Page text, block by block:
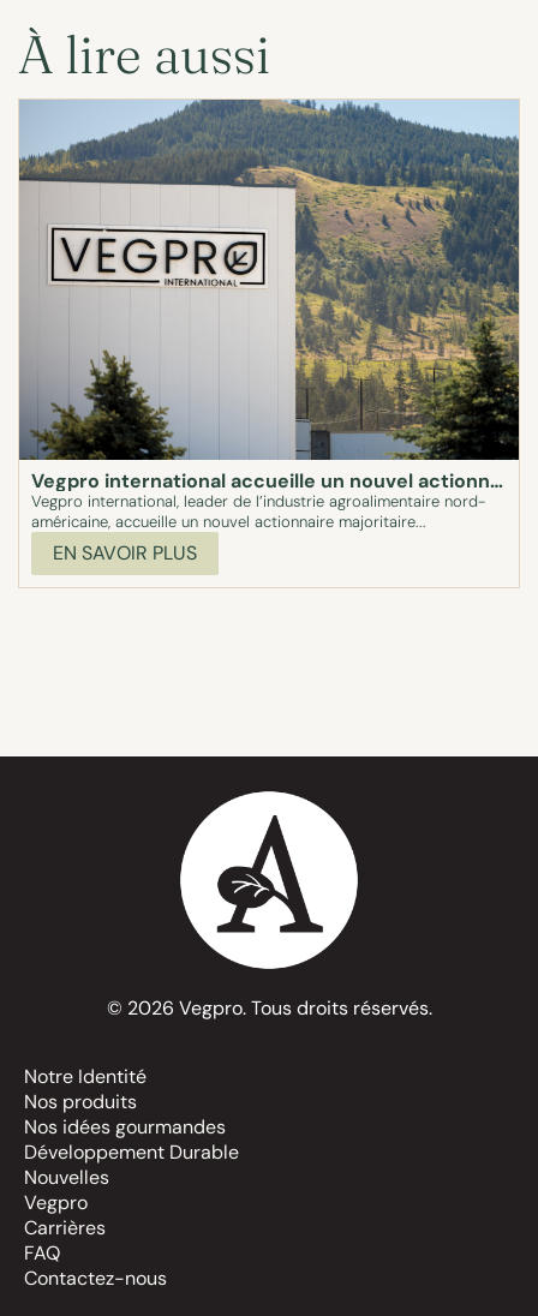
À lire aussi
Vegpro international accueille un nouvel actionnaire majoritaire
Vegpro international, leader de l’industrie agroalimentaire nord-
américaine, accueille un nouvel actionnaire majoritaire...
EN SAVOIR PLUS
© 2026 Vegpro. Tous droits réservés.
Notre Identité
Nos produits
Nos idées gourmandes
Développement Durable
Nouvelles
Vegpro
Carrières
FAQ
Contactez-nous